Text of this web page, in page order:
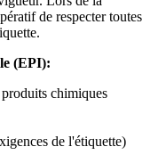
de respecter toutes
(EPI):
chimiques
de l'étiquette)